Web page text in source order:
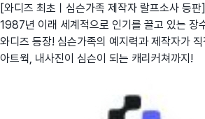
[와디즈 최초ㅣ심슨가족 제작자 랄프소사 등
1987년 이래 세계적으로 인기를 끌고 있는 장
와디즈 등장! 심슨가족의 예지력과 제작자가
아트웍, 내사진이 심슨이 되는 캐리커쳐까지!